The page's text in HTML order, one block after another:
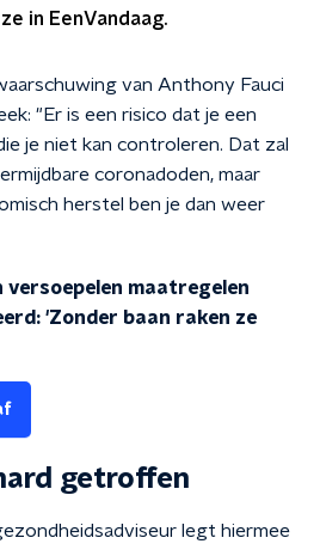
in EenVandaag.
van Anthony Fauci
"Er is een risico dat je een
je niet kan controleren. Dat zal
coronadoden, maar
herstel ben je dan weer
maatregelen
'Zonder baan raken ze
getroffen
legt hiermee